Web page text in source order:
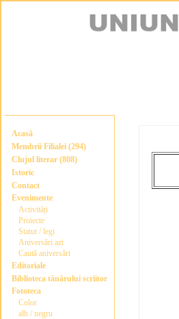
Acasă
Membrii Filialei (294)
Clujul literar (808)
Istoric
Contact
Evenimente
Activități
Proiecte
Statut / legi
Aniversări azi
Caută aniversări
Editoriale
Biblioteca tânărului scriitor
Fototeca
Color
alb / negru